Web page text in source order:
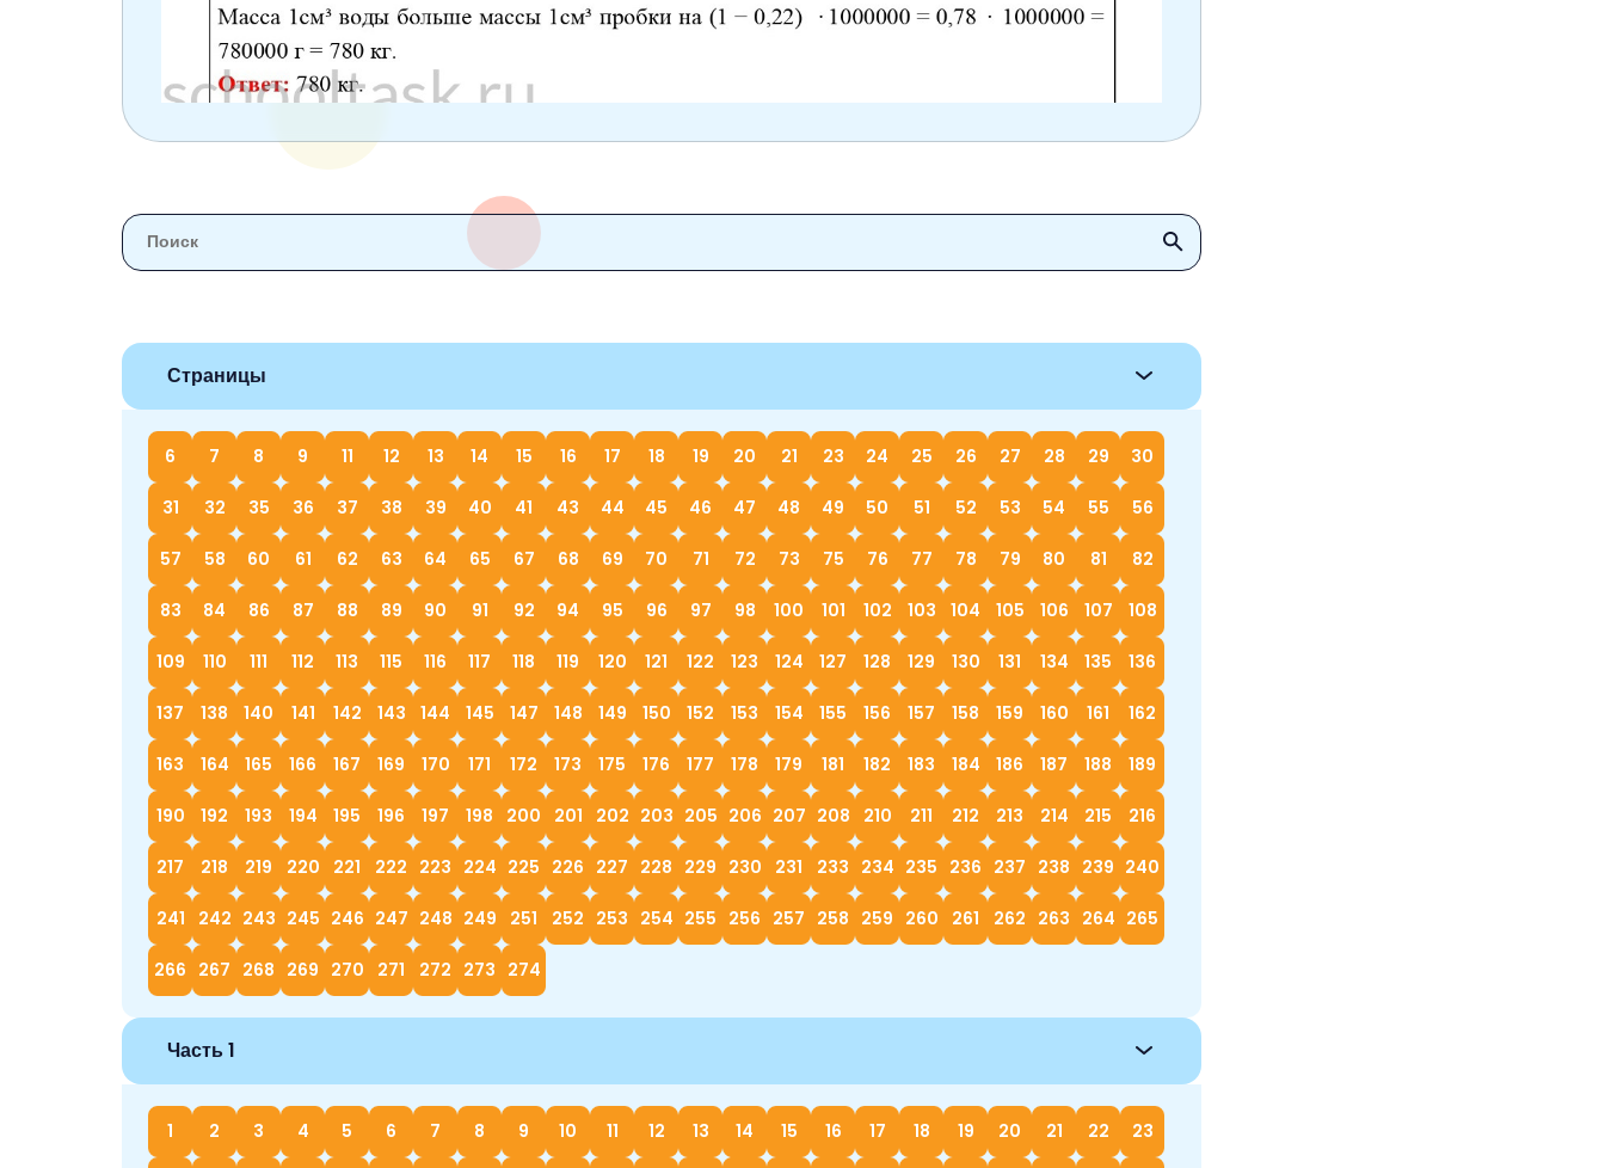
Страницы
6 7 8 9 11 12 13 14 15 16 17 18 19 20 21 23 24 25 26 27 28 29 30
31 32 35 36 37 38 39 40 41 43 44 45 46 47 48 49 50 51 52 53 54 55 56
57 58 60 61 62 63 64 65 67 68 69 70 71 72 73 75 76 77 78 79 80 81 82
83 84 86 87 88 89 90 91 92 94 95 96 97 98 100 101 102 103 104 105 106 107 108
109 110 111 112 113 115 116 117 118 119 120 121 122 123 124 127 128 129 130 131 134 135 136
137 138 140 141 142 143 144 145 147 148 149 150 152 153 154 155 156 157 158 159 160 161 162
163 164 165 166 167 169 170 171 172 173 175 176 177 178 179 181 182 183 184 186 187 188 189
190 192 193 194 195 196 197 198 200 201 202 203 205 206 207 208 210 211 212 213 214 215 216
217 218 219 220 221 222 223 224 225 226 227 228 229 230 231 233 234 235 236 237 238 239 240
241 242 243 245 246 247 248 249 251 252 253 254 255 256 257 258 259 260 261 262 263 264 265
266 267 268 269 270 271 272 273 274
Часть 1
1 2 3 4 5 6 7 8 9 10 11 12 13 14 15 16 17 18 19 20 21 22 23